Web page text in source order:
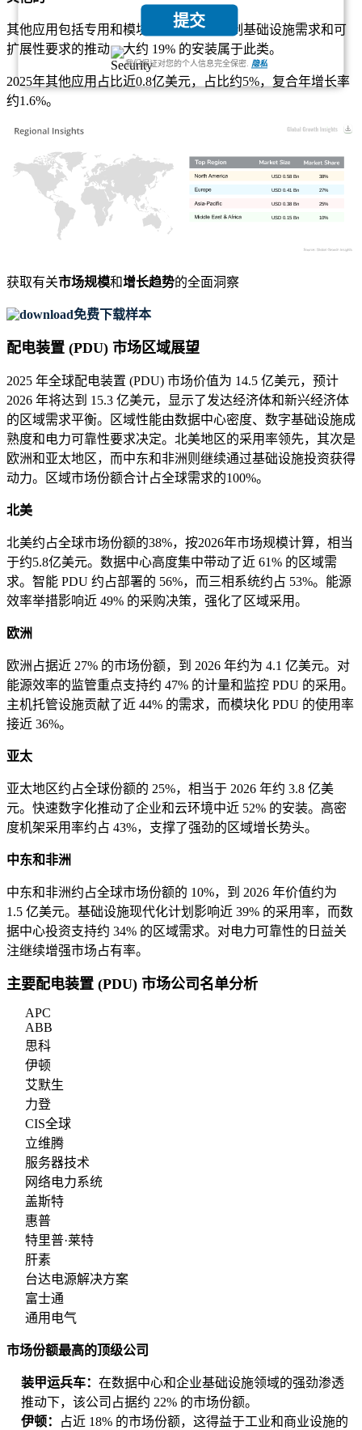
提交
我们保证对您的个人信息完全保密. 隐私
其他应用包括专用和模块化 PDU。受定制基础设施需求和可
扩展性要求的推动，大约 19% 的安装属于此类。
2025年其他应用占比近0.8亿美元，占比约5%，复合年增长率
约1.6%。
10%
USD 0.15 Bn
25%
USD 0.38 Bn
27%
USD 0.41 Bn
38%
USD 0.58 Bn
获取有关市场规模和增长趋势的全面洞察
免费下载样本
配电装置 (PDU) 市场区域展望
2025 年全球配电装置 (PDU) 市场价值为 14.5 亿美元，预计
2026 年将达到 15.3 亿美元，显示了发达经济体和新兴经济体
的区域需求平衡。区域性能由数据中心密度、数字基础设施成
熟度和电力可靠性要求决定。北美地区的采用率领先，其次是
欧洲和亚太地区，而中东和非洲则继续通过基础设施投资获得
动力。区域市场份额合计占全球需求的100%。
北美
北美约占全球市场份额的38%，按2026年市场规模计算，相当
于约5.8亿美元。数据中心高度集中带动了近 61% 的区域需
求。智能 PDU 约占部署的 56%，而三相系统约占 53%。能源
效率举措影响近 49% 的采购决策，强化了区域采用。
欧洲
欧洲占据近 27% 的市场份额，到 2026 年约为 4.1 亿美元。对
能源效率的监管重点支持约 47% 的计量和监控 PDU 的采用。
主机托管设施贡献了近 44% 的需求，而模块化 PDU 的使用率
接近 36%。
亚太
亚太地区约占全球份额的 25%，相当于 2026 年约 3.8 亿美
元。快速数字化推动了企业和云环境中近 52% 的安装。高密
度机架采用率约占 43%，支撑了强劲的区域增长势头。
中东和非洲
中东和非洲约占全球市场份额的 10%，到 2026 年价值约为
1.5 亿美元。基础设施现代化计划影响近 39% 的采用率，而数
据中心投资支持约 34% 的区域需求。对电力可靠性的日益关
注继续增强市场占有率。
主要配电装置 (PDU) 市场公司名单分析
APC
ABB
思科
伊顿
艾默生
力登
CIS全球
立维腾
服务器技术
网络电力系统
盖斯特
惠普
特里普·莱特
肝素
台达电源解决方案
富士通
通用电气
市场份额最高的顶级公司
装甲运兵车： 在数据中心和企业基础设施领域的强劲渗透
推动下，该公司占据约 22% 的市场份额。
伊顿：
占近 18% 的市场份额，这得益于工业和商业设施的